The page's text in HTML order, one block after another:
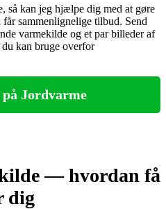
så kan jeg hjælpe dig med at gøre
sammenlignelige tilbud. Send
varmekilde og et par billeder af
kan bruge overfor
Jordvarme
— hvordan få
dig